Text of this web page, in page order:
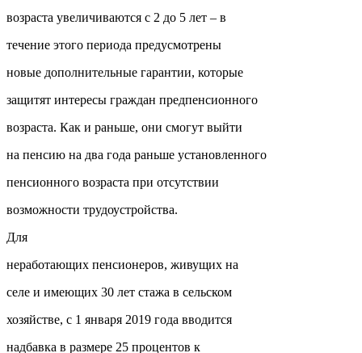
возраста увеличиваются с 2 до 5 лет – в
течение этого периода предусмотрены
новые дополнительные гарантии, которые
защитят интересы граждан предпенсионного
возраста. Как и раньше, они смогут выйти
на пенсию на два года раньше установленного
пенсионного возраста при отсутствии
возможности трудоустройства.
Для
неработающих пенсионеров, живущих на
селе и имеющих 30 лет стажа в сельском
хозяйстве, с 1 января 2019 года вводится
надбавка в размере 25 процентов к